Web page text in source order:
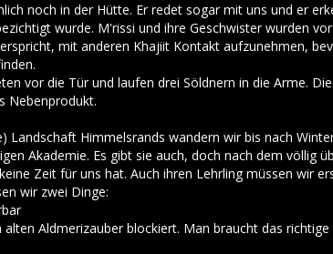
noch in der Hütte. Er redet sogar mit uns und er
wurde. M'rissi und ihre Geschwister wurden
mit anderen Khajiit Kontakt aufzunehmen,
vor die Tür und laufen drei Söldnern in die Arme.
Nebenprodukt.
Landschaft Himmelsrands wandern wir bis nach
Akademie. Es gibt sie auch, doch nach dem völlig
Zeit für uns hat. Auch ihren Lehrling müssen wir
wir zwei Dinge:
Aldmerizauber blockiert. Man braucht das